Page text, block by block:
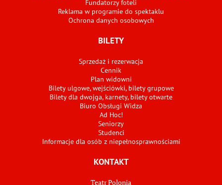
Fundatorzy foteli
Reklama w programie do spektaklu
Ochrona danych osobowych
BILETY
Sprzedaż i rezerwacja
Cennik
Plan widowni
Bilety ulgowe, wejściówki, bilety grupowe
Bilety dla dwojga, karnety, bilety otwarte
Biuro Obsługi Widza
Ad Hoc!
Seniorzy
Studenci
Informacje dla osób z niepełnosprawnościami
KONTAKT
Teatr Polonia